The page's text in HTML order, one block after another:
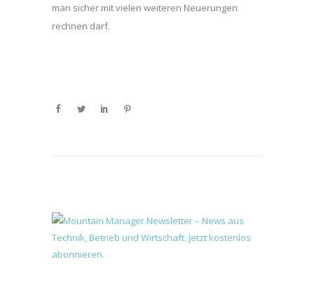
man sicher mit vielen weiteren Neuerungen
rechnen darf.